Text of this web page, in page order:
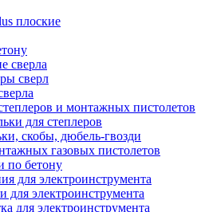
плоские
сверла
сверл
и монтажных пистолетов
для степлеров
скобы, дюбель-гвозди
газовых пистолетов
по бетону
для электроинструмента
для электроинструмента
для электроинструмента